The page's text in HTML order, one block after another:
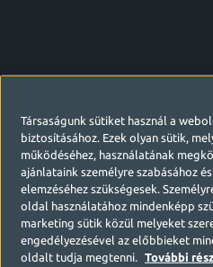
Társaságunk sütiket használ a
biztosításához. Ezek olyan sütik,
működéséhez, használatának
ajánlataink személyre szabásához
elemzéséhez szükségesek.
oldal használatához mindenképp
marketing sütik közül melyeket
engedélyezésével az előbbieket
oldalt tudja megtenni.
További